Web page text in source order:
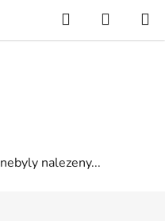
Hledat
KOŠÍK
nebyly nalezeny...